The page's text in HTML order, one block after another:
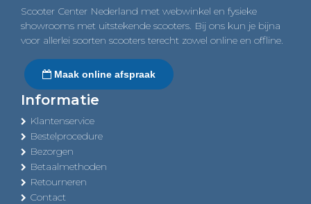
Scooter Center Nederland met webwinkel en fysieke
showrooms met uitstekende scooters. Bij ons kun je bijna
voor allerlei soorten scooters terecht zowel online en offline.
Maak online afspraak
Informatie
Klantenservice
Bestelprocedure
Bezorgen
Betaalmethoden
Retourneren
Contact